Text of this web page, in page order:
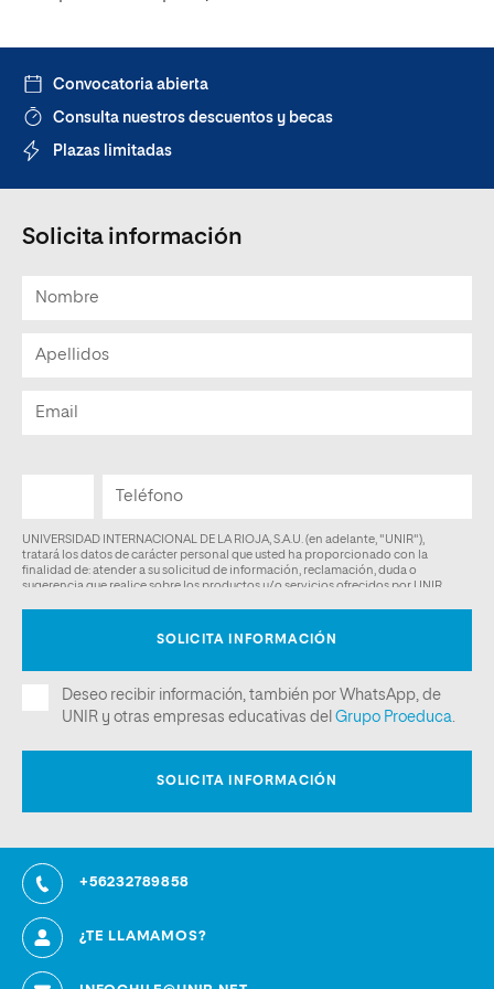
Convocatoria abierta
Consulta nuestros descuentos y becas
Plazas limitadas
Solicita información
+56232789858
¿TE LLAMAMOS?